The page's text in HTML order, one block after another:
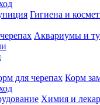
Гигиена и
Аквариумы и
для черепах Корм
Химия и